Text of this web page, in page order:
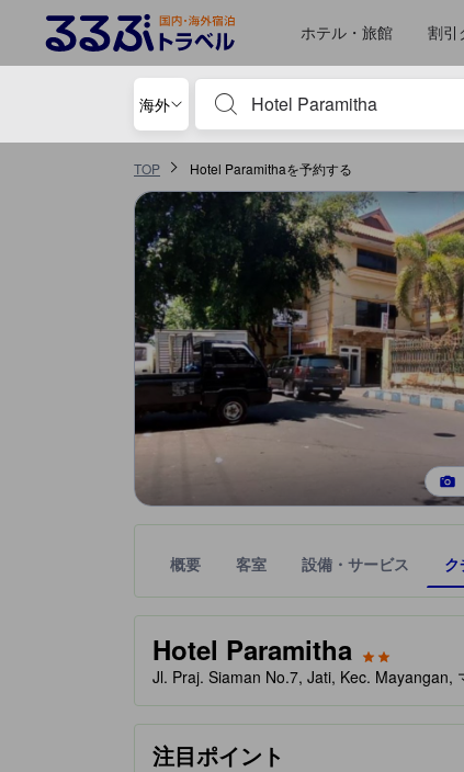
ホテル・旅館 割引
海外
宿泊施設名やキーワードを入力し、矢
TOP Hotel Paramithaを予約する
概要 客室 設備・サービス ク
Hotel Paramitha
星評価、最高5の内2
tooltip
星評価は、提携サイトから受け取った情報で
Jl. Praj. Siaman No.7, Jati, Kec. Mayangan,
注目ポイント
るるぶトラベルに掲載されているクチコミは実際に予約をし、宿